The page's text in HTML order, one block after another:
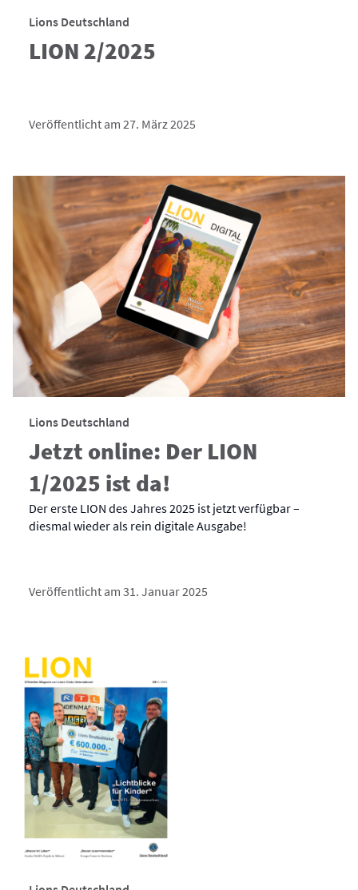
Lions Deutschland
LION 2/2025
Veröffentlicht am 27. März 2025
Lions Deutschland
Jetzt online: Der LION
1/2025 ist da!
Der erste LION des Jahres 2025 ist jetzt verfügbar –
diesmal wieder als rein digitale Ausgabe!
Veröffentlicht am 31. Januar 2025